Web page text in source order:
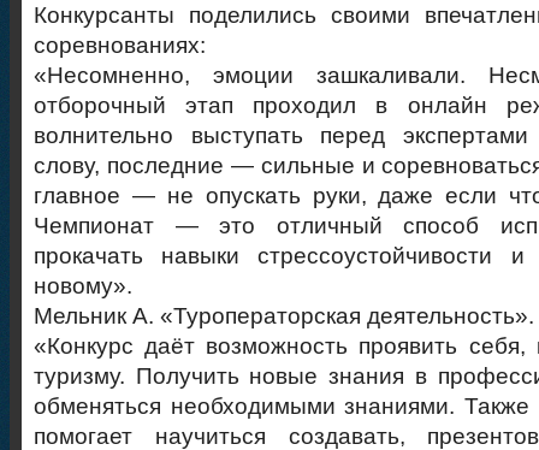
Конкурсанты поделились своими
соревнованиях:
«Несомненно, эмоции зашкаливали.
отборочный этап проходил в онлайн
волнительно выступать перед
слову, последние — сильные и
главное — не опускать руки, даже если
Чемпионат — это отличный способ
прокачать навыки стрессоустойчивости
новому».
Мельник А. «Туроператорская деятельность».
«Конкурс даёт возможность проявить себя,
туризму. Получить новые знания в
обменяться необходимыми знаниями. Также
помогает научиться создавать,